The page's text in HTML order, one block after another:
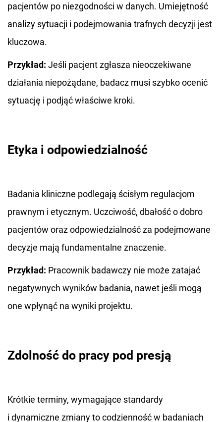
pacjentów po niezgodności w danych. Umiejętność
analizy sytuacji i podejmowania trafnych decyzji jest
kluczowa.
Przykład: Jeśli pacjent zgłasza nieoczekiwane
działania niepożądane, badacz musi szybko ocenić
sytuację i podjąć właściwe kroki.
Etyka i odpowiedzialność
Badania kliniczne podlegają ścisłym regulacjom
prawnym i etycznym. Uczciwość, dbałość o dobro
pacjentów oraz odpowiedzialność za podejmowane
decyzje mają fundamentalne znaczenie.
Przykład: Pracownik badawczy nie może zatajać
negatywnych wyników badania, nawet jeśli mogą
one wpłynąć na wyniki projektu.
Zdolność do pracy pod presją
Krótkie terminy, wymagające standardy
i dynamiczne zmiany to codzienność w badaniach